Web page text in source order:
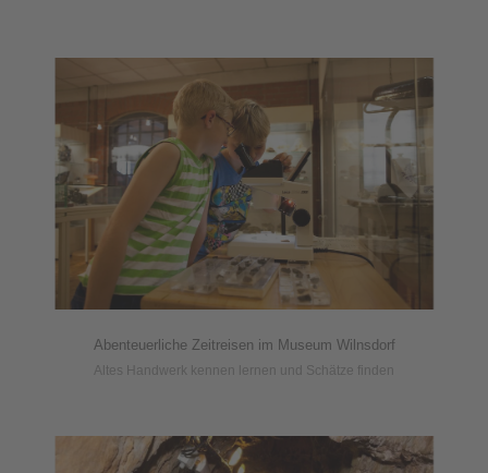
Abenteuerliche Zeitreisen im Museum Wilnsdorf
Altes Handwerk kennen lernen und Schätze finden